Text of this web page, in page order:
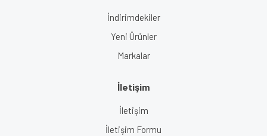
İndirimdekiler
Yeni Ürünler
Markalar
İletişim
İletişim
İletişim Formu